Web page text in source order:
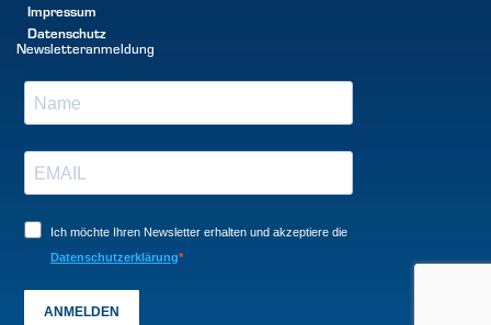
Impressum
Datenschutz
Newsletteranmeldung
Ich möchte Ihren Newsletter erhalten und akzeptiere die
Datenschutzerklärung
ANMELDEN